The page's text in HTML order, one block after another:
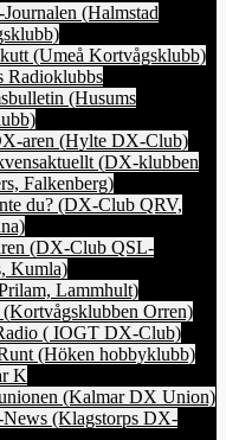
(Halmstad
(Umeå Kortvågsklubb)
Radioklubbs
(Husums
aren (Hylte DX-Club)
(DX-klubben
Falkenberg)
du? (DX-Club QRV,
(DX-Club QSL-
Kumla)
Lammhult)
Orren)
( IOGT DX-Club)
(Höken hobbyklubb)
K
(Kalmar DX Union)
(Klagstorps DX-